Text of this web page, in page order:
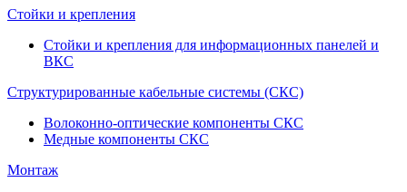
Стойки и крепления
Стойки и крепления для информационных панелей и
ВКС
Структурированные кабельные системы (СКС)
Волоконно-оптические компоненты СКС
Медные компоненты СКС
Монтаж